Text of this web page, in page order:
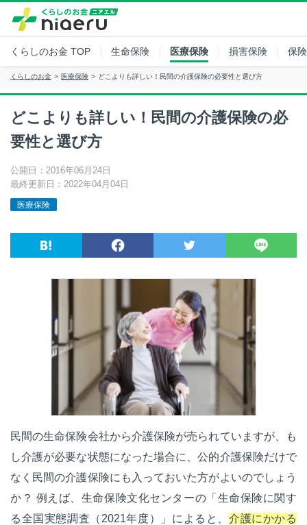
くらしのお金 TOP 生命保険 医療保険 損害保険 保
くらしのお金 医療保険 どこよりも詳しい！民間の介護保険の必要性と選び方
どこよりも詳しい！民間の介護保険の必
要性と選び方
公開日：2016年06月24日
最終更新日：2022年04月04日
医療保険
民間の生命保険会社から介護保険が売られていますが、も
し介護が必要な状態になった場合に、公的介護保険だけで
なく民間の介護保険にも入っておいた方がよいのでしょう
か？ 例えば、生命保険文化センターの「生命保険に関す
る全国実態調査（2021年度）」によると、 介護にかかる